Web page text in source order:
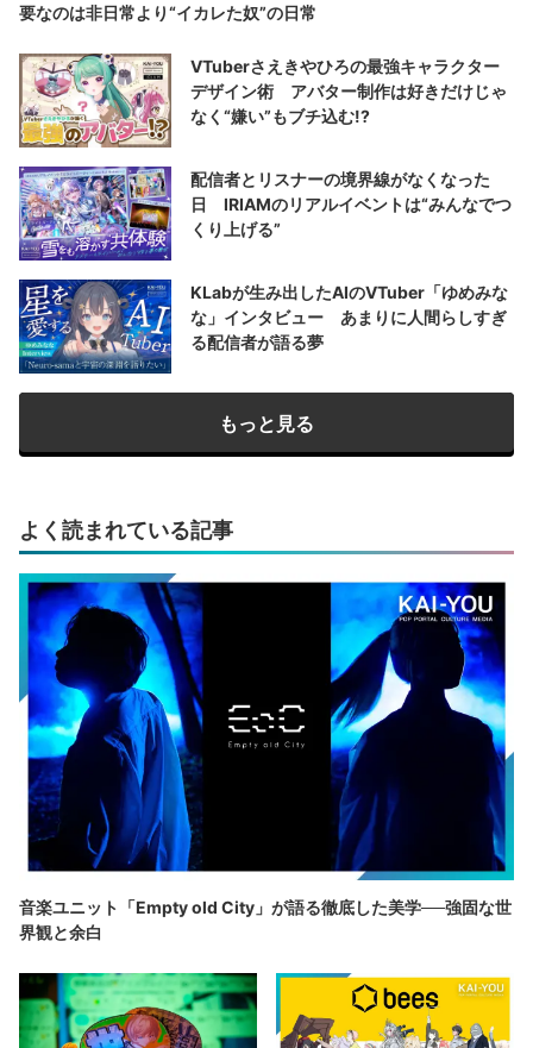
要なのは非日常より“イカレた奴”の日常
VTuberさえきやひろの最強キャラクター
デザイン術 アバター制作は好きだけじゃ
なく“嫌い”もブチ込む!?
配信者とリスナーの境界線がなくなった
日 IRIAMのリアルイベントは“みんなでつ
くり上げる”
KLabが生み出したAIのVTuber「ゆめみな
な」インタビュー あまりに人間らしすぎ
る配信者が語る夢
もっと見る
よく読まれている記事
音楽ユニット「Empty old City」が語る徹底した美学──強固な世
界観と余白